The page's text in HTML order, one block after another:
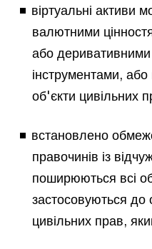
віртуальні активи
валютними
або
інструментами,
об'єкти цивільних
встановлено
правочинів із
поширюються всі
застосовуються до
цивільних прав,